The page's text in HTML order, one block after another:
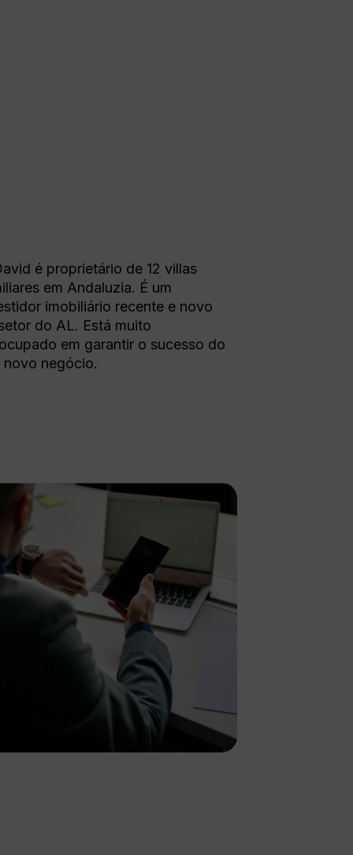
é proprietário de 12 villas
em Andaluzia. É um
imobiliário recente e novo
do AL. Está muito
em garantir o sucesso do
novo negócio.